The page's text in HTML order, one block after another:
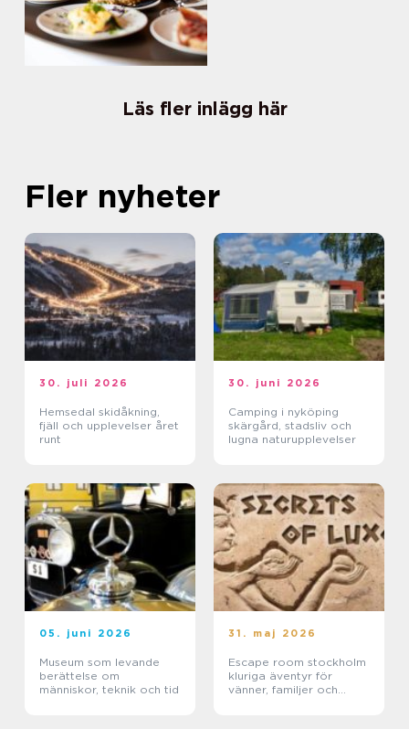
Läs fler inlägg här
Fler nyheter
30. juli 2026
Hemsedal skidåkning,
fjäll och upplevelser året
runt
30. juni 2026
Camping i nyköping
skärgård, stadsliv och
lugna naturupplevelser
05. juni 2026
Museum som levande
berättelse om
människor, teknik och tid
31. maj 2026
Escape room stockholm
kluriga äventyr för
vänner, familjer och